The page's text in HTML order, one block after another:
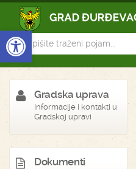
Open toolbar
Gradska uprava
Informacije i kontakti u
Gradskoj upravi
Dokumenti